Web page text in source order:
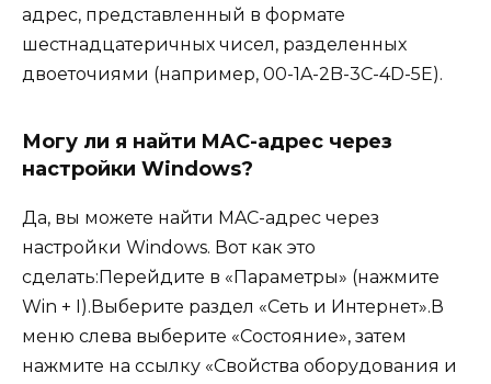
адрес, представленный в формате
шестнадцатеричных чисел, разделенных
двоеточиями (например, 00-1A-2B-3C-4D-5E).
Могу ли я найти MAC-адрес через
настройки Windows?
Да, вы можете найти MAC-адрес через
настройки Windows. Вот как это
сделать:Перейдите в «Параметры» (нажмите
Win + I).Выберите раздел «Сеть и Интернет».В
меню слева выберите «Состояние», затем
нажмите на ссылку «Свойства оборудования и